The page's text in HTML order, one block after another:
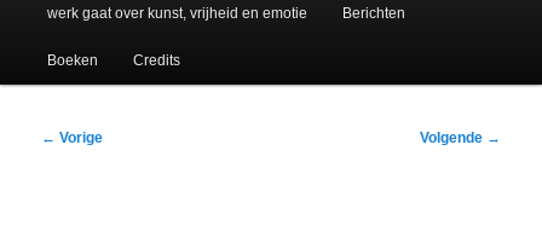
werk gaat over kunst, vrijheid en emotie Berichten
Boeken Credits
Bericht
← Vorige Volgende →